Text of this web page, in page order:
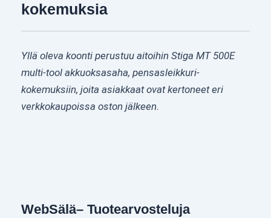
kokemuksia
Yllä oleva koonti perustuu aitoihin Stiga MT 500E
multi-tool akkuoksasaha, pensasleikkuri-
kokemuksiin, joita asiakkaat ovat kertoneet eri
verkkokaupoissa oston jälkeen.
WebSälä– Tuotearvosteluja